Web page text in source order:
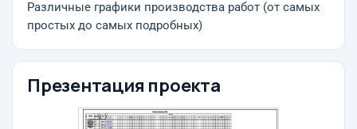
Различные графики производства работ (от самых
простых до самых подробных)
Презентация проекта